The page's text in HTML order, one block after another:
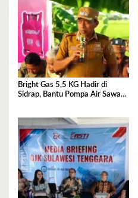
Bright Gas 5,5 KG Hadir di
Sidrap, Bantu Pompa Air Sawah